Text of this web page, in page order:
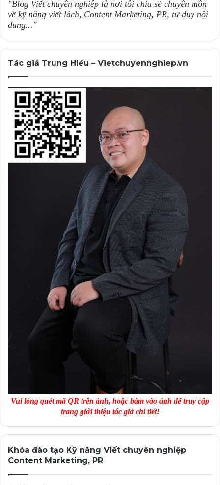
"Blog Viết chuyên nghiệp là nơi tôi chia sẻ chuyên môn
về kỹ năng viết lách, Content Marketing, PR, tư duy nội
dung..."
Tác giả Trung Hiếu – Vietchuyennghiep.vn
Vui lòng quét mã QR trên ảnh, hoặc bấm vào ảnh để truy cập
trang giới thiệu tác giả chi tiết!
Khóa đào tạo Kỹ năng Viết chuyên nghiệp
Content Marketing, PR